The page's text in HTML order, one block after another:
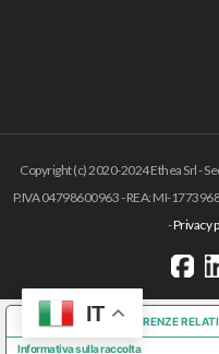
Copyright (c) 2020-2024 Ethea Srl -
P.IVA 04798600963 - REA: MI-
-Privacy
IT
Informativa sulla raccolta
LE TUE PREFERENZE